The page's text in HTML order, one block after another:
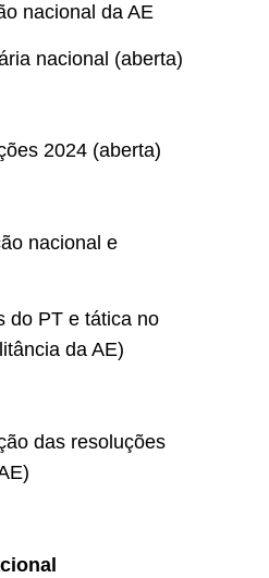
nacional da AE
nacional (aberta)
2024 (aberta)
nacional e
do PT e tática no
da AE)
das resoluções